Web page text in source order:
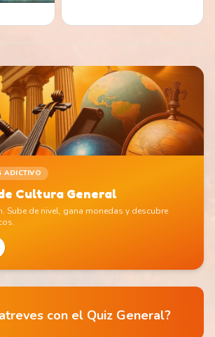
ADICTIVO
Cultura General
Sube de nivel, gana monedas y descubre
con el Quiz General?